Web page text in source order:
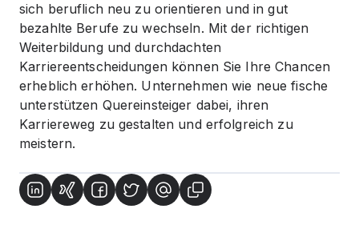
sich beruflich neu zu orientieren und in gut
bezahlte Berufe zu wechseln. Mit der richtigen
Weiterbildung und durchdachten
Karriereentscheidungen können Sie Ihre Chancen
erheblich erhöhen. Unternehmen wie neue fische
unterstützen Quereinsteiger dabei, ihren
Karriereweg zu gestalten und erfolgreich zu
meistern.